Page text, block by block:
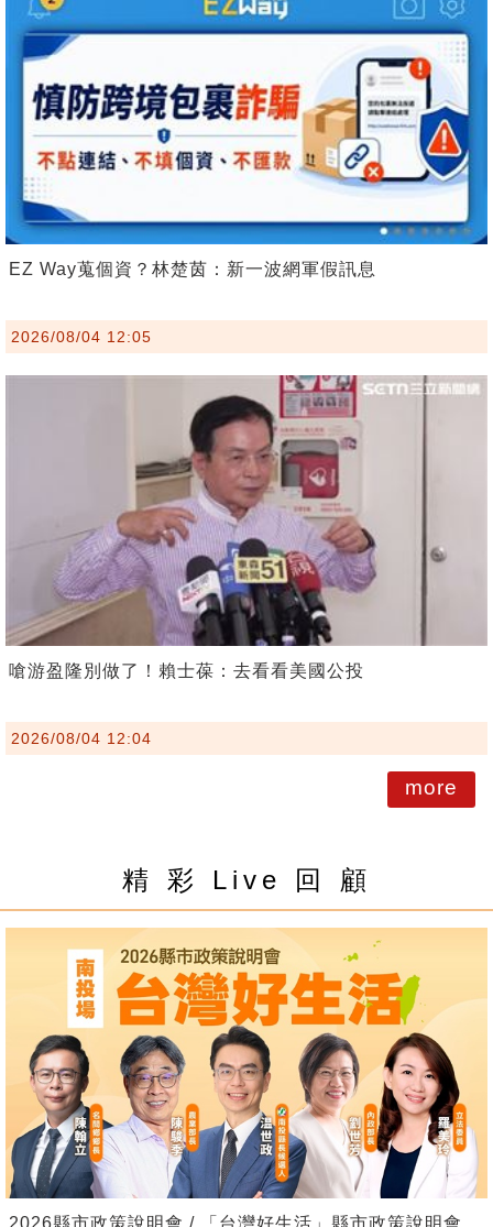
EZ Way蒐個資？林楚茵：新一波網軍假訊息
2026/08/04 12:05
嗆游盈隆別做了！賴士葆：去看看美國公投
2026/08/04 12:04
more
精 彩 Live 回 顧